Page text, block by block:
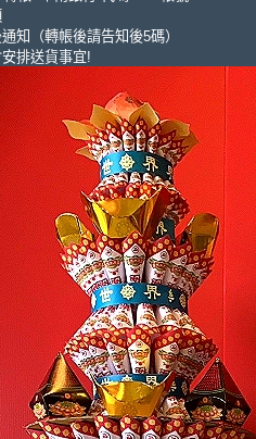
知（轉帳後請告知後5碼）
排送貨事宜!